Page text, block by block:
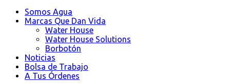
Somos Agua
Marcas Que Dan Vida
Water House
Water House Solutions
Borbotón
Noticias
Bolsa de Trabajo
A Tus Órdenes